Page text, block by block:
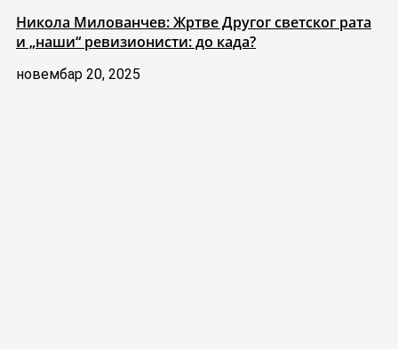
Никола Милованчев: Жртве Другог светског рата
и „наши“ ревизионисти: до када?
новембар 20, 2025